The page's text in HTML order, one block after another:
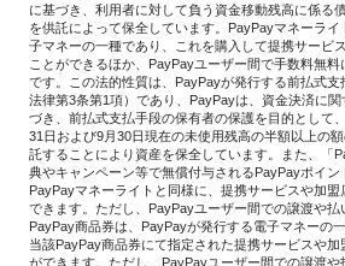
に基づき、利用者に対して負う資金移動残高に係る
を供託によって保全しています。PayPayマネーラ
子マネーの一種であり、これを購入して提携サービ
ことができるほか、PayPayユーザー間で手数料無
です。この法的性質は、PayPayが発行する前払式支
法律第3条第1項）であり、PayPayは、資金決済に
づき、前払式支払手段の保有者の保護を目的として
31日および9月30日現在の未使用残高の半額以上の
託することにより資産を保全しています。また、「
典やキャンペーン等で無償付与されるPayPayポイ
PayPayマネーライトと同様に、提携サービスや加
できます。ただし、PayPayユーザー間での譲渡や払
PayPay商品券は、PayPayが発行する電子マネーの
当該PayPay商品券にて指定された提携サービスや加
ができます。ただし、PayPayユーザー間での譲渡や